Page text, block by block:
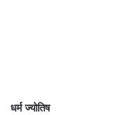
धर्म ज्योतिष